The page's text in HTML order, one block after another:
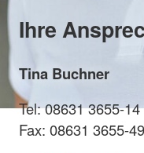
Ihre
Tina Buchner
Tel: 08631 3655-14
Fax: 08631 3655-49